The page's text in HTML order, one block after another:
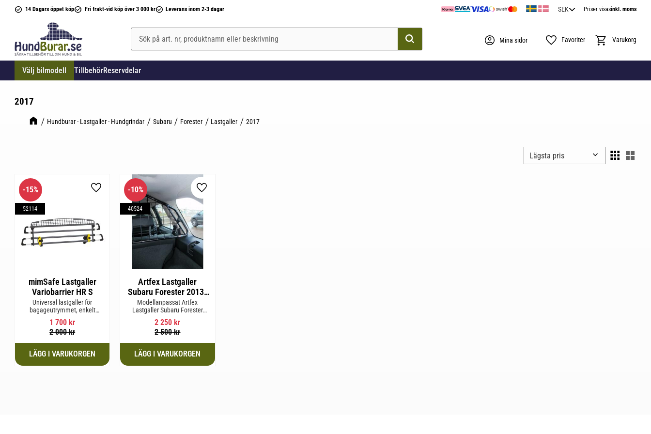
14 Dagars öppet köp Fri frakt-vid köp över 3 000 kr Leverans inom 2-3 dagar Priser visasinkl. moms
Välj bilmodell TillbehörReservdelar
Mina sidor Favoriter Kundvagn
2017
Hundburar - Lastgaller - Hundgrindar Subaru Forester Lastgaller 2017
Välj sortering
mimSafe Lastgaller
Variobarrier HR S
Universal lastgaller för
bagageutrymmet, enkelt
justerbar för att passa din bils
form för säker och trygg resa
med husdjur eller last.
1 700 kr
2 000kr
15%
52114
Lägg till i favoriter
Artfex Lastgaller
Subaru Forester 2013-
2019 Kaross SJ
Modellanpassat Artfex
Lastgaller Subaru Forester
2013-2019 Kaross SJ
2 250 kr
2 500kr
10%
40524
Lägg till i favoriter